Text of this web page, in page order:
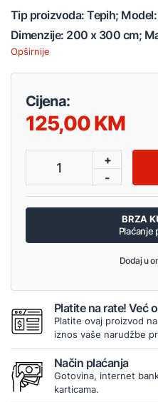
Tip proizvoda: Tepih;
Dimenzije: 200 x 300 cm;
Opširnije
Cijena:
125,00
1
+
-
BRZA
Plaćanje
Dodaj u
Platite na rate! Već
Platite ovaj proizvod
iznos vaše narudžbe
Način plaćanja
Gotovina, internet
karticama.